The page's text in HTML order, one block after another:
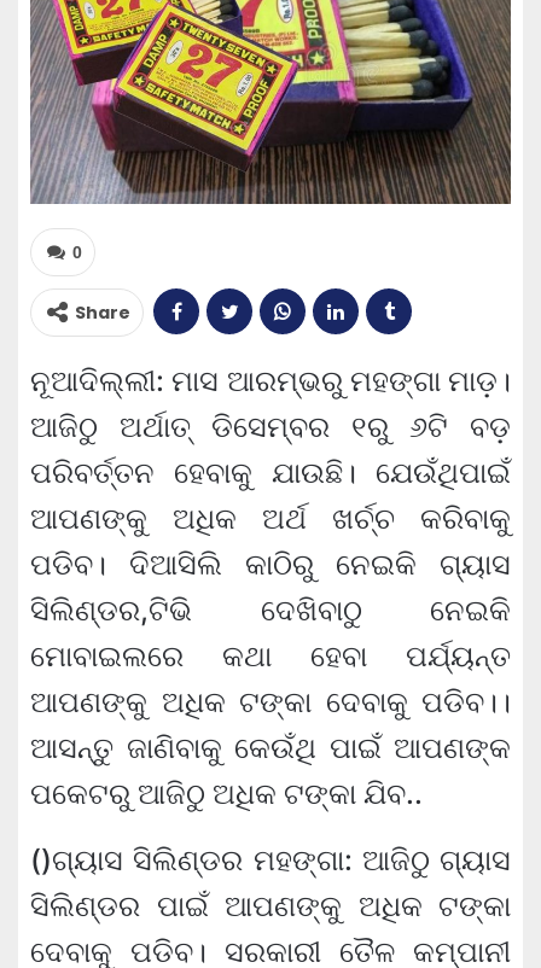
0
Share
ନୂଆଦିଲ୍ଲୀ: ମାସ ଆରମ୍ଭରୁ ମହଙ୍ଗା ମାଡ଼।
ଆଜିଠୁ ଅର୍ଥାତ୍ ଡିସେମ୍ବର ୧ରୁ ୬ଟି ବଡ଼
ପରିବର୍ତ୍ତନ ହେବାକୁ ଯାଉଛି। ଯେଉଁଥିପାଇଁ
ଆପଣଙ୍କୁ ଅଧିକ ଅର୍ଥ ଖର୍ଚ୍ଚ କରିବାକୁ
ପଡିବ। ଦିଆସିଲି କାଠିରୁ ନେଇକି ଗ୍ୟାସ
ସିଲିଣ୍ଡର,ଟିଭି ଦେଖିବାଠୁ ନେଇକି
ମୋବାଇଲରେ କଥା ହେବା ପର୍ଯ୍ୟନ୍ତ
ଆପଣଙ୍କୁ ଅଧିକ ଟଙ୍କା ଦେବାକୁ ପଡିବ।।
ଆସନ୍ତୁ ଜାଣିବାକୁ କେଉଁଥି ପାଇଁ ଆପଣଙ୍କ
ପକେଟରୁ ଆଜିଠୁ ଅଧିକ ଟଙ୍କା ଯିବ..
()ଗ୍ୟାସ ସିଲିଣ୍ଡର ମହଙ୍ଗା: ଆଜିଠୁ ଗ୍ୟାସ
ସିଲିଣ୍ଡର ପାଇଁ ଆପଣଙ୍କୁ ଅଧିକ ଟଙ୍କା
ଦେବାକୁ ପଡିବ। ସରକାରୀ ତୈଳ କମ୍ପାନୀ